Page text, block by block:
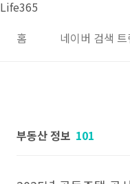
본문 바로가기
Life365
홈
네이버 검색
부동산 정보 101